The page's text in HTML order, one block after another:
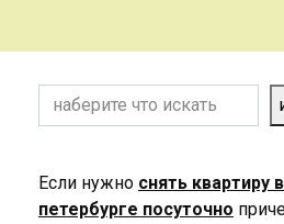
Поиск
Если нужно снять квартиру
петербурге посуточно